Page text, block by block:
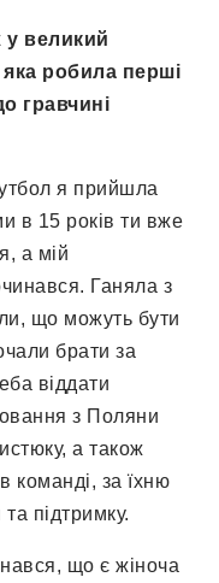
у великий
робила перші
гравчині
я прийшла
в 15 років ти вже
а мій
Ганяла з
що можуть бути
брати за
віддати
з Поляни
а також
команді, за їхню
підтримку.
що є жіноча